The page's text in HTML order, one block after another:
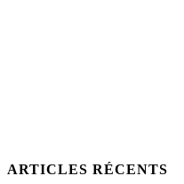
ARTICLES RÉCENTS